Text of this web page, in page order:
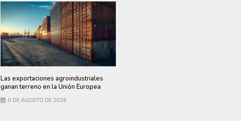
Las exportaciones agroindustriales
ganan terreno en la Unión Europea
5 DE AGOSTO DE 2026